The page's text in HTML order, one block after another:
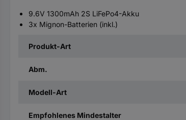
9.6V 1300mAh 2S LiFePo4-Akku
3x Mignon-Batterien (inkl.)
Produkt-Art
Abm.
Modell-Art
Empfohlenes Mindestalter